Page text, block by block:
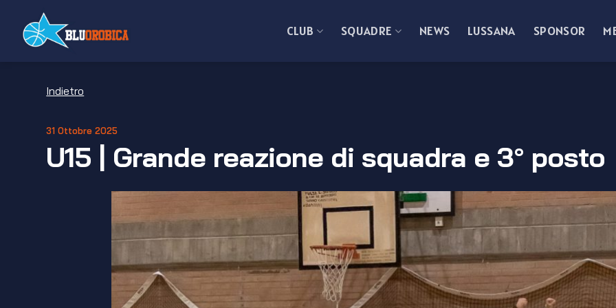
contenuti
CLUB SQUADRE NEWS LUSSANA SPONSOR
Indietro
31 Ottobre 2025
U15 | Grande reazione di squadra e 3° posto